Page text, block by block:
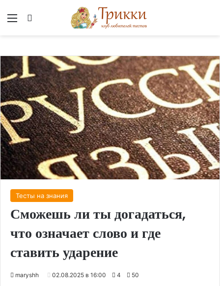
Меню
Тесты на знания
Сможешь ли ты догадаться,
что означает слово и где
ставить ударение
maryshh 02.08.2025 в 16:00 4 50